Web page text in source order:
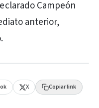
Campeón
anterior,
X Copiar link